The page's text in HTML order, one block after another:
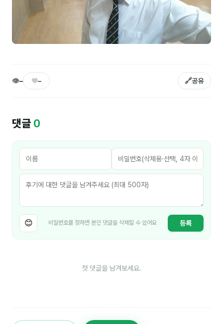
김경태
김종무
김휘
Maria
민광동
안정미
이미루
👁– ♥– 🔗공유
댓글 0
😊 비밀번호를 정하면 본인 댓글을 삭제할 수 있어요 등록
첫 댓글을 남겨보세요.